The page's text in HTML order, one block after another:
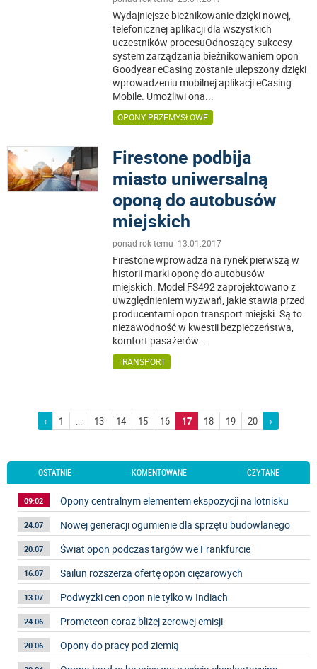
Wydajniejsze bieżnikowanie dzięki nowej,
telefonicznej aplikacji dla wszystkich
uczestników procesuOdnoszący sukcesy
system zarządzania bieżnikowaniem opon
Goodyear eCasing zostanie ulepszony dzięki
wprowadzeniu mobilnej aplikacji eCasing
Mobile. Umożliwi ona...
OPONY PRZEMYSŁOWE
Firestone podbija
miasto uniwersalną
oponą do autobusów
miejskich
ponad rok temu 13.01.2017
Firestone wprowadza na rynek pierwszą w
historii marki oponę do autobusów
miejskich. Model FS492 zaprojektowano z
uwzględnieniem wyzwań, jakie stawia przed
producentami opon transport miejski. Są to
niezawodność w kwestii bezpieczeństwa,
komfort pasażerów...
TRANSPORT
‹ 1 ... 13 14 15 16 17 18 19 20 ›
OSTATNIE KOMENTOWANE CZYTANE
09:02 Opony centralnym elementem ekspozycji na lotnisku
24.07 Nowej generacji ogumienie dla sprzętu budowlanego
20.07 Świat opon podczas targów we Frankfurcie
16.07 Sailun rozszerza ofertę opon ciężarowych
13.07 Podwyżki cen opon nie tylko w Indiach
24.06 Prometeon coraz bliżej zerowej emisji
20.06 Opony do pracy pod ziemią